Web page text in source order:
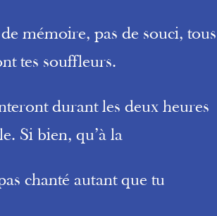
mémoire, pas de souci, tous
tes souffleurs.
durant les deux heures
Si bien, qu’à la
chanté autant que tu